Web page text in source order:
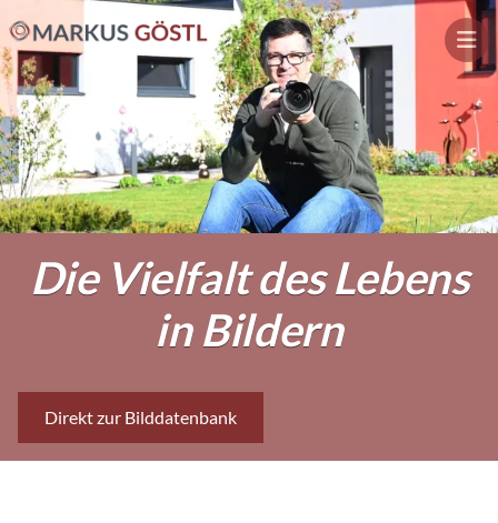
zum
Inhalt
Home
Die Vielfalt des Lebens
in Bildern
Direkt zur Bilddatenbank